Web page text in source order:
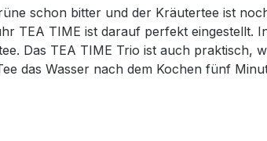
schon bitter und der Kräutertee ist
TEA TIME ist darauf perfekt
Das TEA TIME Trio ist auch praktisch,
das Wasser nach dem Kochen fünf